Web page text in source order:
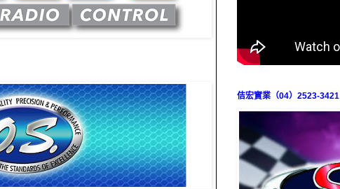
佶宏實業（04）2523-3421